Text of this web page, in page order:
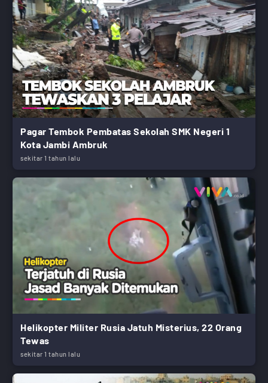
Pagar Tembok Pembatas Sekolah SMK Negeri 1
Kota Jambi Ambruk
sekitar 1 tahun lalu
Helikopter Militer Rusia Jatuh Misterius, 22 Orang
Tewas
sekitar 1 tahun lalu